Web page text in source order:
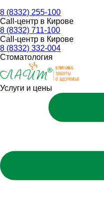
8 (8332) 255-100
Call-центр в Кирове
8 (8332) 711-100
Call-центр в Кирове
8 (8332) 332-004
Стоматология
Услуги и цены